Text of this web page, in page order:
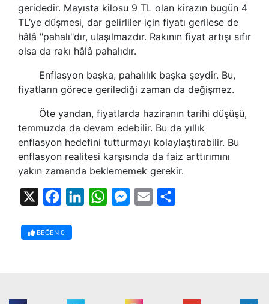
geridedir. Mayısta kilosu 9 TL olan kirazın bugün 4
TL’ye düşmesi, dar gelirliler için fiyatı gerilese de
hâlâ "pahalı"dır, ulaşılmazdır. Rakının fiyat artışı sıfır
olsa da rakı hâlâ pahalıdır.
Enflasyon başka, pahalılık başka şeydir. Bu,
fiyatların görece gerilediği zaman da değişmez.
Öte yandan, fiyatlarda haziranın tarihi düşüşü,
temmuzda da devam edebilir. Bu da yıllık
enflasyon hedefini tutturmayı kolaylaştırabilir. Bu
enflasyon realitesi karşısında da faiz arttırımını
yakın zamanda beklememek gerekir.
FacebookLinkedInWhatsAppMessenger
Email
BEĞEN 0